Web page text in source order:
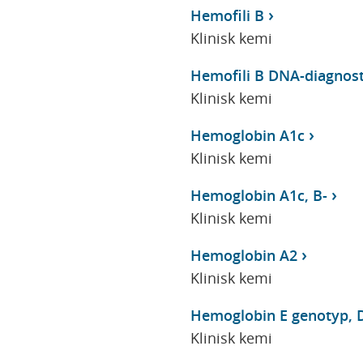
Hemofili B
Klinisk kemi
Hemofili B DNA-
Klinisk kemi
Hemoglobin A1c
Klinisk kemi
Hemoglobin A1c, B-
Klinisk kemi
Hemoglobin A2
Klinisk kemi
Hemoglobin E genotyp,
Klinisk kemi